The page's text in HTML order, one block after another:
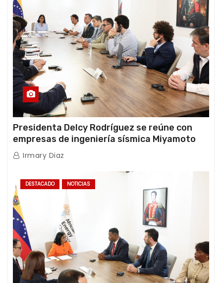
Presidenta Delcy Rodríguez se reúne con
empresas de ingeniería sísmica Miyamoto
International y TFI Solutions
Irmary Diaz
DESTACADO NOTICIAS